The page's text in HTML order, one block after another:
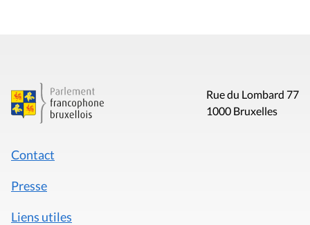
Rue du Lombard 77
1000 Bruxelles
Contact
Presse
Liens utiles